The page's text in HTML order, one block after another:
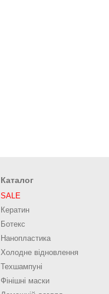
Каталог
SALE
Кератин
Ботекс
Нанопластика
Холодне відновлення
Техшампуні
Фінішні маски